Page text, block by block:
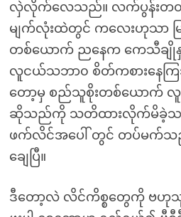
လှဲလိုက်လေသည်။ လက်ပွန်းတတီး
မျက်လုံးထဲတွင် ကလေးဟုသာ မ
တစ်ယောက် ညနေက ကေသီချို
လူငယ်သဘာ၀ စိတ်ကစားနေ
တော့မှ စည်သူစိုးတစ်ယောက် လူလ
ဆိုသည်ကို သတိထားလိုက်မိခဲ့သည်
ဖက်လိင်အပေါ် တွင် တပ်မက်သည့်
ချေပြီ။
ဒီတော့လဲ လိင်ကိစ္စတွေကို ဗဟု